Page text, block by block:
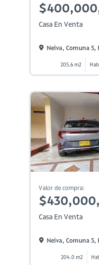
Casa En Venta
Neiva, Comuna 5,
205.6 m2
Valor de compra:
Casa En Venta
Neiva, Comuna 5,
204.0 m2